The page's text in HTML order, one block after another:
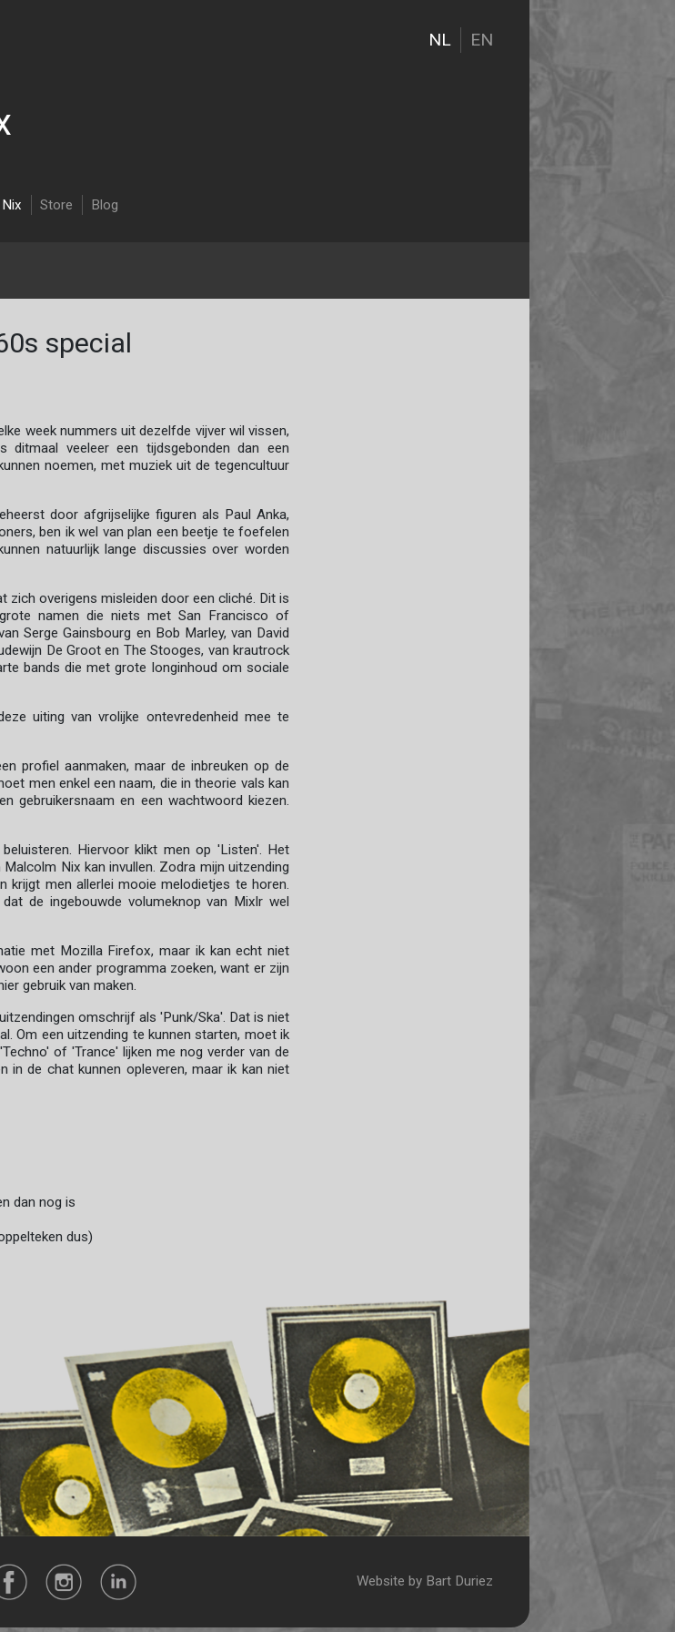
NL EN
Store Blog
special
week nummers uit dezelfde vijver wil vissen,
ditmaal veeleer een tijdsgebonden dan een
noemen, met muziek uit de tegencultuur
door afgrijselijke figuren als Paul Anka,
ben ik wel van plan een beetje te foefelen
natuurlijk lange discussies over worden
zich overigens misleiden door een cliché. Dit is
namen die niets met San Francisco of
Serge Gainsbourg en Bob Marley, van David
De Groot en The Stooges, van krautrock
bands die met grote longinhoud om sociale
uiting van vrolijke ontevredenheid mee te
profiel aanmaken, maar de inbreuken op de
men enkel een naam, die in theorie vals kan
gebruikersnaam en een wachtwoord kiezen.
Hiervoor klikt men op 'Listen'. Het
Nix kan invullen. Zodra mijn uitzending
krijgt men allerlei mooie melodietjes te horen.
de ingebouwde volumeknop van Mixlr wel
met Mozilla Firefox, maar ik kan echt niet
een ander programma zoeken, want er zijn
gebruik van maken.
omschrijf als 'Punk/Ska'. Dat is niet
Om een uitzending te kunnen starten, moet ik
of 'Trance' lijken me nog verder van de
in de chat kunnen opleveren, maar ik kan niet
dan nog is
dus)
Website by Bart Duriez